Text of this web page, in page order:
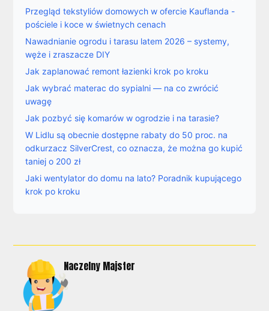
Przegląd tekstyliów domowych w ofercie Kauflanda -
pościele i koce w świetnych cenach
Nawadnianie ogrodu i tarasu latem 2026 – systemy,
węże i zraszacze DIY
Jak zaplanować remont łazienki krok po kroku
Jak wybrać materac do sypialni — na co zwrócić
uwagę
Jak pozbyć się komarów w ogrodzie i na tarasie?
W Lidlu są obecnie dostępne rabaty do 50 proc. na
odkurzacz SilverCrest, co oznacza, że można go kupić
taniej o 200 zł
Jaki wentylator do domu na lato? Poradnik kupującego
krok po kroku
Naczelny Majster